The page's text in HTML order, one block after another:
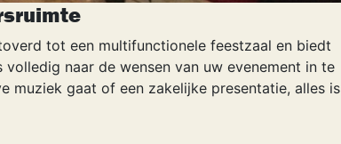
tot een multifunctionele feestzaal en biedt
volledig naar de wensen van uw evenement in te
muziek gaat of een zakelijke presentatie, alles is